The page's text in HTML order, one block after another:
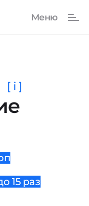
[ i ]
15 раз